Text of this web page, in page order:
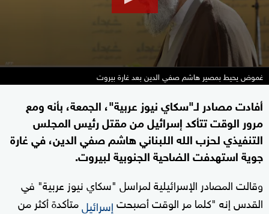
غموض يحيط بمصير هاشم صفي الدين بعد غارة بيروت
أفادت مصادر لـ"سكاي نيوز عربية"، الجمعة، بأنه ومع
مرور الوقت تتأكد إسرائيل من مقتل رئيس المجلس
التنفيذي لحزب الله اللبناني هاشم صفي الدين، في غارة
جوية استهدفت الضاحية الجنوبية لبيروت.
وقالت المصادر الإسرائيلية لمراسل "سكاي نيوز عربية" في
القدس إنه "كلما مر الوقت أصبحتإسرائيلمتأكدة أكثر من